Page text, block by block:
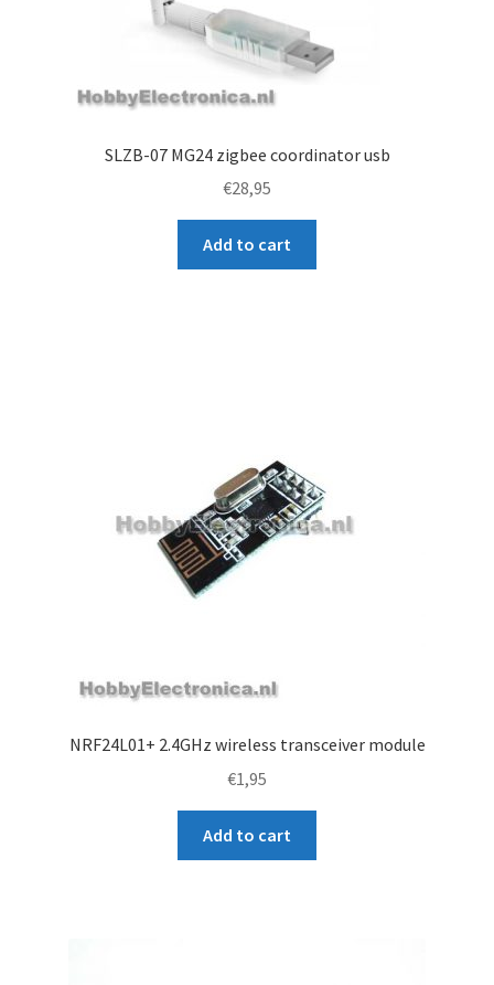
SLZB-07 MG24 zigbee coordinator usb
€28,95
Add to cart
NRF24L01+ 2.4GHz wireless transceiver module
€1,95
Add to cart